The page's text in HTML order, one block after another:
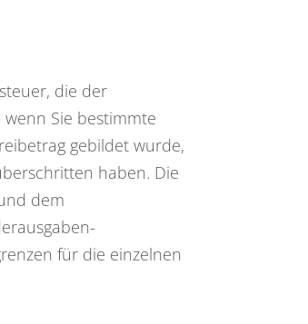
die der
Sie bestimmte
gebildet wurde,
haben. Die
dem
für die einzelnen